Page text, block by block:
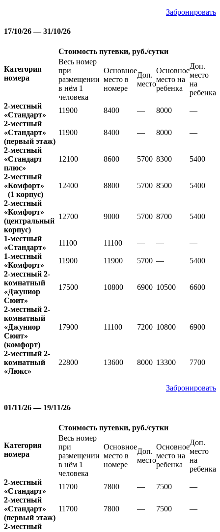
Забронировать
17/10/26 — 31/10/26
Категория
номера
Стоимость путевки, руб./сутки
Весь номер
при
размещении
в нём 1
человека
Основное
место в
номере
Доп.
место
Основное
место на
ребенка
Доп.
место
на
ребенка
2-местный
«Стандарт»
11900 8400 — 8000
—
2-местный
«Стандарт»
(первый этаж)
11900 8400 — 8000 —
2-местный
«Стандарт
плюс»
12100 8600 5700 8300 5400
2-местный
«Комфорт»
(1 корпус)
12400 8800 5700 8500 5400
2-местный
«Комфорт»
(центральный
корпус)
12700 9000 5700 8700 5400
1-местный
«Стандарт»
11100 11100 — —
—
1-местный
«Комфорт»
11900 11900 5700 —
5400
2-местный 2-
комнатный
«Джуниор
Сюит»
17500 10800 6900 10500 6600
2-местный 2-
комнатный
«Джуниор
Сюит»
(комфорт)
17900 11100 7200 10800 6900
2-местный 2-
комнатный
«Люкс»
22800 13600 8000 13300 7700
Забронировать
01/11/26 — 19/11/26
Категория
номера
Стоимость путевки, руб./сутки
Весь номер
при
размещении
в нём 1
человека
Основное
место в
номере
Доп.
место
Основное
место на
ребенка
Доп.
место
на
ребенка
2-местный
«Стандарт»
11700 7800 — 7500
—
2-местный
«Стандарт»
(первый этаж)
11700 7800 — 7500 —
2-местный